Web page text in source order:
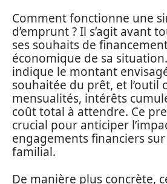
Comment fonctionne une
d’emprunt ? Il s’agit avant
ses souhaits de
économique de sa
indique le montant
souhaitée du prêt, et l’outil
mensualités, intérêts
coût total à attendre. Ce
crucial pour anticiper
engagements financiers
familial.
De manière plus concrète,